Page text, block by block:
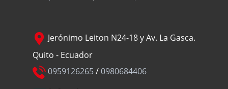
Jerónimo Leiton N24-18 y Av. La Gasca.
Quito - Ecuador
0959126265/0980684406